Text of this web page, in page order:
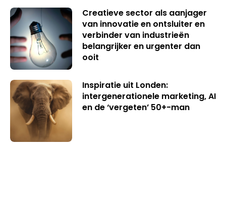
Creatieve sector als aanjager
van innovatie en ontsluiter en
verbinder van industrieën
belangrijker en urgenter dan
ooit
Inspiratie uit Londen:
intergenerationele marketing, AI
en de ‘vergeten’ 50+-man